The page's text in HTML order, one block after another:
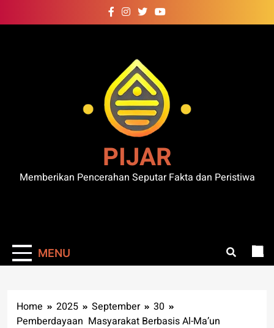
to
PIJAR
Memberikan Pencerahan Seputar Fakta dan Peristiwa
MENU
Home 2025 September
30
Pemberdayaan Masyarakat Berbasis Al-Ma’un